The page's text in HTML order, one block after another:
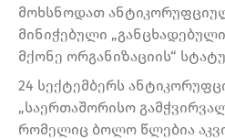
მოხსნოდათ
მინიჭებული
მქონე ორგანიზაციის“
24 სექტემბერს
„საერთაშორისო
რომელიც ბოლო წლებია